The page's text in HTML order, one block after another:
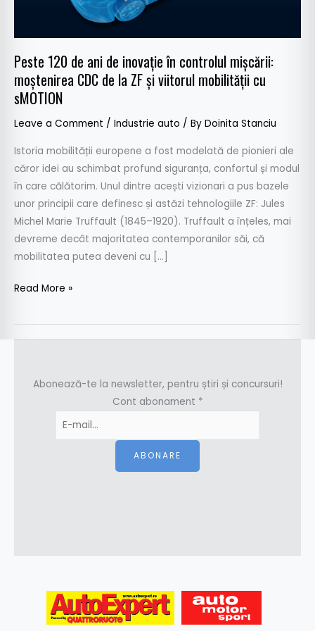
Peste 120 de ani de inovație în controlul mișcării:
moștenirea CDC de la ZF și viitorul mobilității cu
sMOTION
Leave a Comment / Industrie auto / By Doinita Stanciu
Istoria mobilității europene a fost modelată de pionieri ale
căror idei au schimbat profund siguranța, confortul și modul
în care călătorim. Unul dintre acești vizionari a pus bazele
unor principii care definesc și astăzi tehnologiile ZF: Jules
Michel Marie Truffault (1845–1920). Truffault a înțeles, mai
devreme decât majoritatea contemporanilor săi, că
mobilitatea putea deveni cu […]
moștenirea
CDC
de
la
și
viitorul
mobilității
cu
sMOTION
Read More »
Abonează-te la newsletter, pentru știri și concursuri!
Cont abonament *
ABONARE